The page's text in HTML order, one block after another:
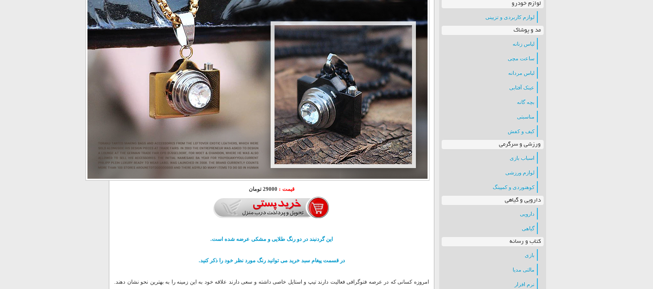
لوازم خودرو
لوازم کاربردی و تزیینی
مد و پوشاک
لباس زنانه
ساعت مچی
لباس مردانه
عینک آفتابی
بچه گانه
مناسبتی
کیف و کفش
ورزشی و سرگرمی
اسباب بازی
لوازم ورزشی
کوهنوردی و کمپینگ
دارویی و گیاهی
دارویی
گیاهی
کتاب و رسانه
بازی
مالتی مدیا
نرم افزار
قیمت : 29000 تومان
این گردنبند در دو رنگ طلایی و مشکی عرضه شده است.
در قسمت پیغام سبد خرید می توانید رنگ مورد نظر خود را ذکر کنید.
امروزه کسانی که در عرصه فتوگرافی فعالیت دارند تیپ و استایل خاصی داشته و سعی دارند علاقه خود به این زمینه را به بهترین نحو نشان دهند.